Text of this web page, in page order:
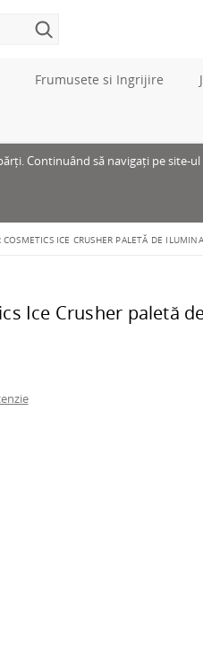
Frumusete si Ingrijire
Continuând să navigați pe site-
COSMETICS ICE CRUSHER PALETĂ DE
Ice Crusher paletă